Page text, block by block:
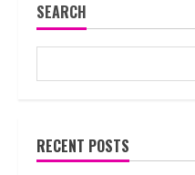
SEARCH
RECENT POSTS